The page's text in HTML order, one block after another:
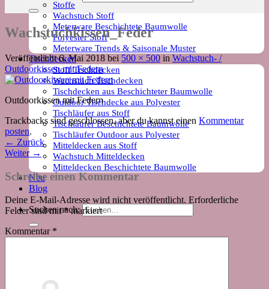
Stoffe
Wachstuch Stoff
Meterware Beschichtete Baumwolle
Polyester Stoff
Meterware Trends & Saisonale Muster
Tischdecken
Stoff Tischdecken
Wachstuch Tischdecken
Tischdecken aus Beschichteter Baumwolle
Outdoor Tischdecke aus Polyester
Tischläufer aus Stoff
Tischläufer Beschichtete Baumwolle
Tischläufer Outdoor aus Polyester
Mitteldecken aus Stoff
Wachstuch Mitteldecken
Mitteldecken Beschichtete Baumwolle
Neu
Blog
Suchen nach:
Wachstuchkissen_Feder
Veröffentlicht6. Mai 2018 bei 500 × 500 in Wachstuch- /
Outdoorkissen mit Federn
Outdoorkissen mit Federn
Trackbacks sind geschlossen, aber du kannst einen Kommentar
posten.
← Zurück
Weiter →
Schreibe einen Kommentar
Deine E-Mail-Adresse wird nicht veröffentlicht. Erforderliche
Felder sind mit*markiert
Kommentar *